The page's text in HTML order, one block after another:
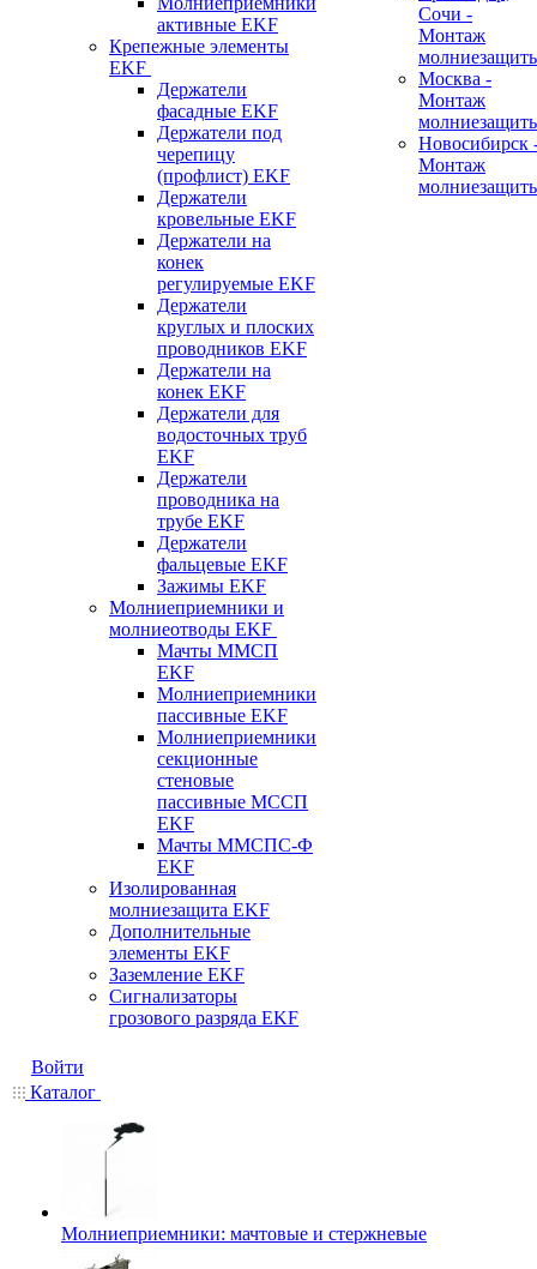
активные EKF
Крепежные элементы
EKF
Держатели
фасадные EKF
Держатели под
черепицу
(профлист) EKF
Держатели
кровельные EKF
Держатели на
конек
регулируемые EKF
Держатели
круглых и плоских
проводников EKF
Держатели на
конек EKF
Держатели для
водосточных труб
EKF
Держатели
проводника на
трубе EKF
Держатели
фальцевые EKF
Зажимы EKF
Молниеприемники и
молниеотводы EKF
Мачты ММСП
EKF
Молниеприемники
пассивные EKF
Молниеприемники
секционные
стеновые
пассивные МССП
EKF
Мачты ММСПС-Ф
EKF
Изолированная
молниезащита EKF
Дополнительные
элементы EKF
Заземление EKF
Сигнализаторы
грозового разряда EKF
Сочи -
Монтаж
Москва -
Монтаж
Новосибирск
Монтаж
Войти
Каталог
Молниеприемники: мачтовые и стержневые